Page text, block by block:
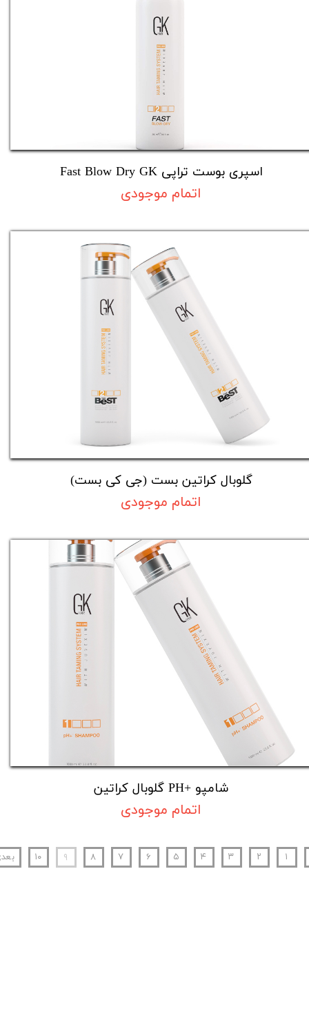
​اسپری بوست تراپی Fast Blow Dry GK
اتمام موجودی
گلوبال کراتین بست (جی کی بست)
اتمام موجودی
شامپو +PH گلوبال کراتین
اتمام موجودی
۱ ۲ ۳ ۴ ۵ ۶ ۷ ۸ ۹ ۱۰